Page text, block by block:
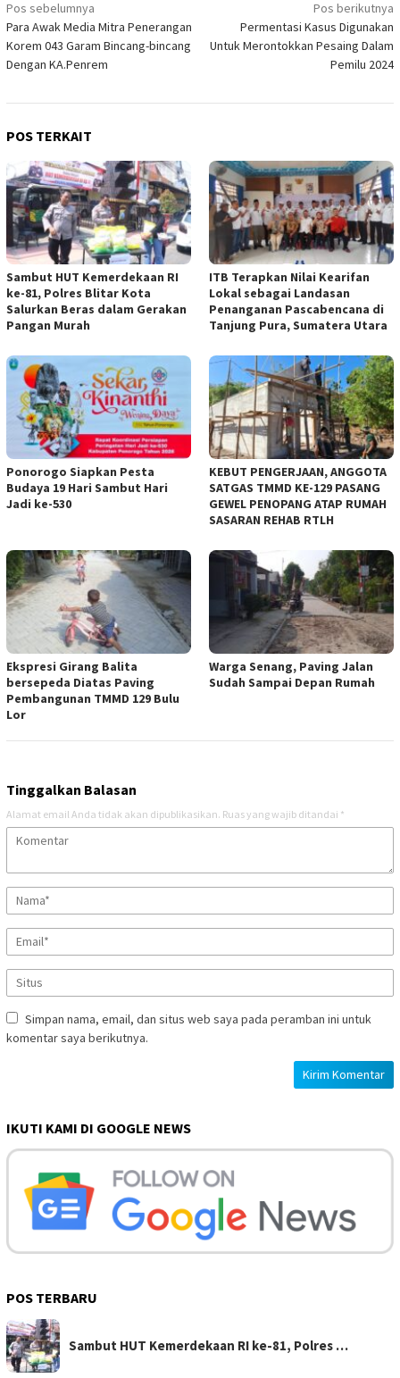
Navigasi
pos
Pos sebelumnya
Para Awak Media Mitra Penerangan
Korem 043 Garam Bincang-bincang
Dengan KA.Penrem
Pos berikutnya
Permentasi Kasus Digunakan
Untuk Merontokkan Pesaing Dalam
Pemilu 2024
POS TERKAIT
Sambut HUT Kemerdekaan RI
ke-81, Polres Blitar Kota
Salurkan Beras dalam Gerakan
Pangan Murah
ITB Terapkan Nilai Kearifan
Lokal sebagai Landasan
Penanganan Pascabencana di
Tanjung Pura, Sumatera Utara
Ponorogo Siapkan Pesta
Budaya 19 Hari Sambut Hari
Jadi ke-530
KEBUT PENGERJAAN, ANGGOTA
SATGAS TMMD KE-129 PASANG
GEWEL PENOPANG ATAP RUMAH
SASARAN REHAB RTLH
Ekspresi Girang Balita
bersepeda Diatas Paving
Pembangunan TMMD 129 Bulu
Lor
Warga Senang, Paving Jalan
Sudah Sampai Depan Rumah
Tinggalkan Balasan
Alamat email Anda tidak akan dipublikasikan. Ruas yang wajib ditandai *
Simpan nama, email, dan situs web saya pada peramban ini untuk
komentar saya berikutnya.
IKUTI KAMI DI GOOGLE NEWS
POS TERBARU
Sambut HUT Kemerdekaan RI ke-81, Polres …